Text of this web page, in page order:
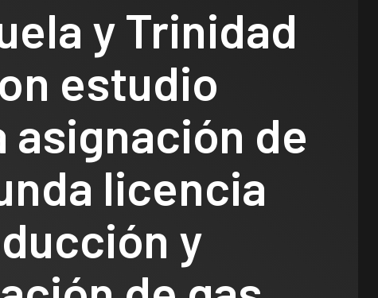
y Trinidad
estudio
asignación de
licencia
y